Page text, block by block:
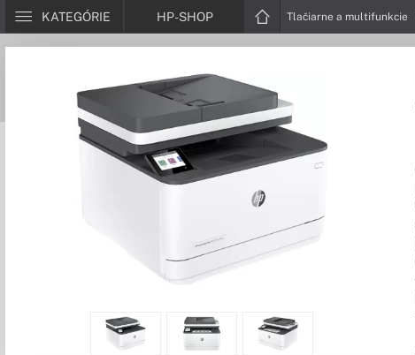
KATEGÓRIE HP-SHOP Tlačiarne a multifunkcie